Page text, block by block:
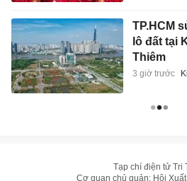
TP.HCM
lô đất tại
Thiêm
3 giờ trước
Tạp chí điện tử Tri
Cơ quan chủ quản: Hội